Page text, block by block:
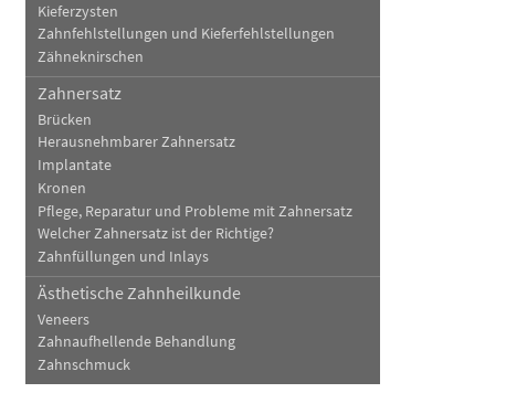
Kieferzysten
Zahnfehlstellungen und Kieferfehlstellungen
Zähneknirschen
Zahnersatz
Brücken
Herausnehmbarer Zahnersatz
Implantate
Kronen
Pflege, Reparatur und Probleme mit Zahnersatz
Welcher Zahnersatz ist der Richtige?
Zahnfüllungen und Inlays
Ästhetische Zahnheilkunde
Veneers
Zahnaufhellende Behandlung
Zahnschmuck